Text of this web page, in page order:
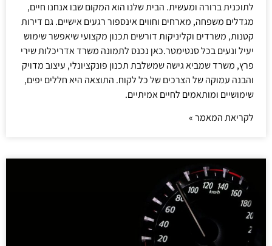
לתוכנית ברורה ומעשית. הבית שלנו הוא המקום שבו אנחנו חיים,
מגדלים משפחה, מארחים וחווים אינספור רגעים אישיים. גם דירות
קטנות, משרדים וקליניקות דורשים תכנון מקצועי שיאפשר שימוש
יעיל ונעים בכל סנטימטר.כאן נכנס לתמונה משרד אדריכלות שירי
פרץ, משרד שמביא גישה שמשלבת תכנון פונקציונלי, עיצוב מדויק
והבנה עמוקה של הצרכים של כל לקוח. התוצאה היא חללים יפים,
שימושיים ומותאמים לחיים אמיתיים.
לקריאת המאמר »